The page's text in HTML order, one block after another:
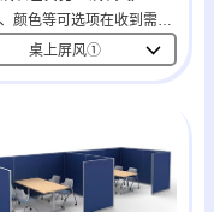
尺寸、颜色等可选项在收到需求后回复
桌上屏风①